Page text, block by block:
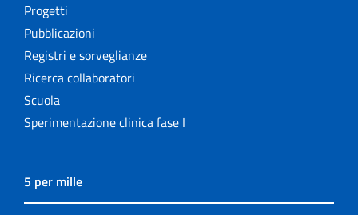
Progetti
Pubblicazioni
Registri e sorveglianze
Ricerca collaboratori
Scuola
Sperimentazione clinica fase I
5 per mille